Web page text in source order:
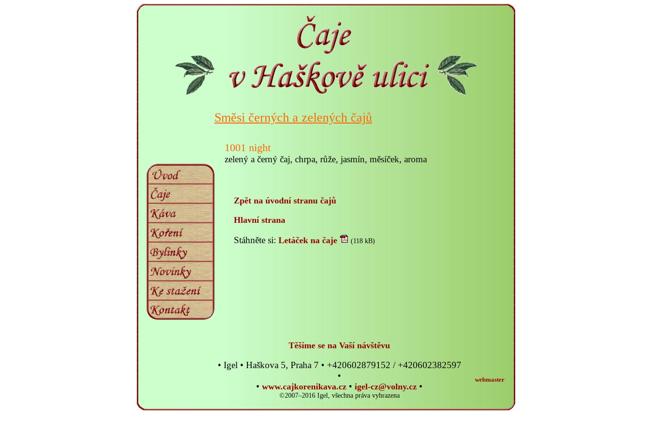
Směsi černých a zelených čajů
1001 night
zelený a černý čaj, chrpa, růže, jasmín, měsíček, aroma
Zpět na úvodní stranu čajů
Hlavní strana
Stáhněte si: Letáček na čaje (118 kB)
Těšíme se na Vaší návštěvu
• Igel • Haškova 5, Praha 7 • +420602879152 / +420602382597
•
• www.cajkorenikava.cz • igel-cz@volny.cz •
©2007–2016 Igel, všechna práva vyhrazena
webmaster